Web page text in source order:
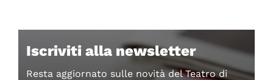
Iscriviti alla newsletter
Resta aggiornato sulle novità del Teatro di